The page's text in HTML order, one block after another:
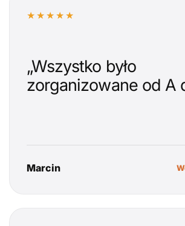
★★★★★
„Wszystko było
zorganizowane od A
Marcin